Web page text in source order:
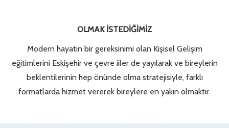
OLMAK İSTEDİĞİMİZ
Modern hayatın bir gereksinimi olan Kişisel Gelişim
eğitimlerini Eskişehir ve çevre iiler de yayılarak ve bireylerin
beklentilerinin hep önünde olma stratejisiyle, farklı
formatlarda hizmet vererek bireylere en yakın olmaktır.